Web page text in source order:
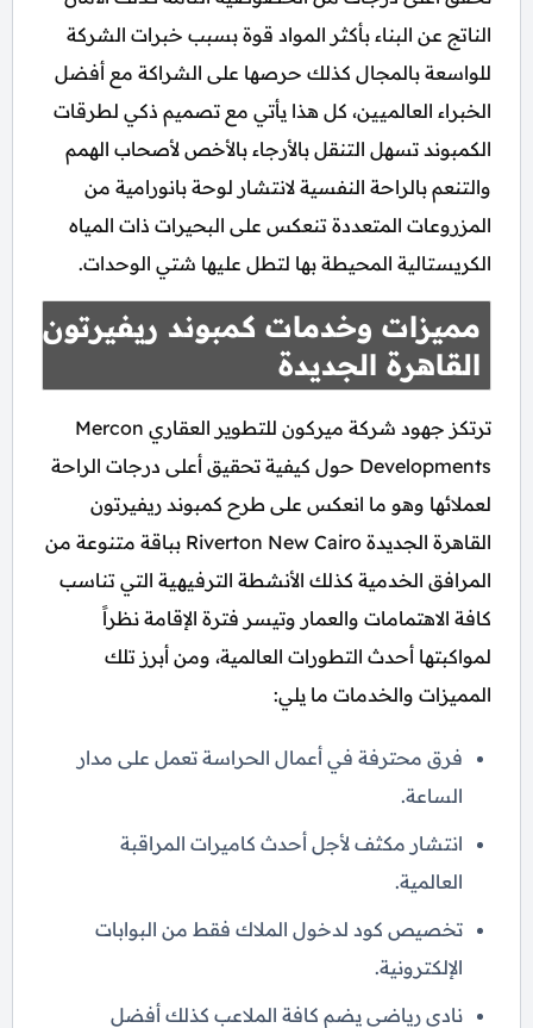
الناتج عن البناء بأكثر المواد قوة بسبب خبرات الشركة
للواسعة بالمجال كذلك حرصها على الشراكة مع أفضل
الخبراء العالميين، كل هذا يأتي مع تصميم ذكي لطرقات
الكمبوند تسهل التنقل بالأرجاء بالأخص لأصحاب الهمم
والتنعم بالراحة النفسية لانتشار لوحة بانورامية من
المزروعات المتعددة تنعكس على البحيرات ذات المياه
الكريستالية المحيطة بها لتطل عليها شتي الوحدات.
مميزات وخدمات كمبوند ريفيرتون
القاهرة الجديدة
ترتكز جهود شركة ميركون للتطوير العقاري Mercon
Developments حول كيفية تحقيق أعلى درجات الراحة
لعملائها وهو ما انعكس على طرح كمبوند ريفيرتون
القاهرة الجديدة Riverton New Cairo بباقة متنوعة من
المرافق الخدمية كذلك الأنشطة الترفيهية التي تناسب
كافة الاهتمامات والعمار وتيسر فترة الإقامة نظراً
لمواكبتها أحدث التطورات العالمية، ومن أبرز تلك
المميزات والخدمات ما يلي:
فرق محترفة في أعمال الحراسة تعمل على مدار
الساعة.
انتشار مكثف لأجل أحدث كاميرات المراقبة
العالمية.
تخصيص كود لدخول الملاك فقط من البوابات
الإلكترونية.
نادي رياضي يضم كافة الملاعب كذلك أفضل